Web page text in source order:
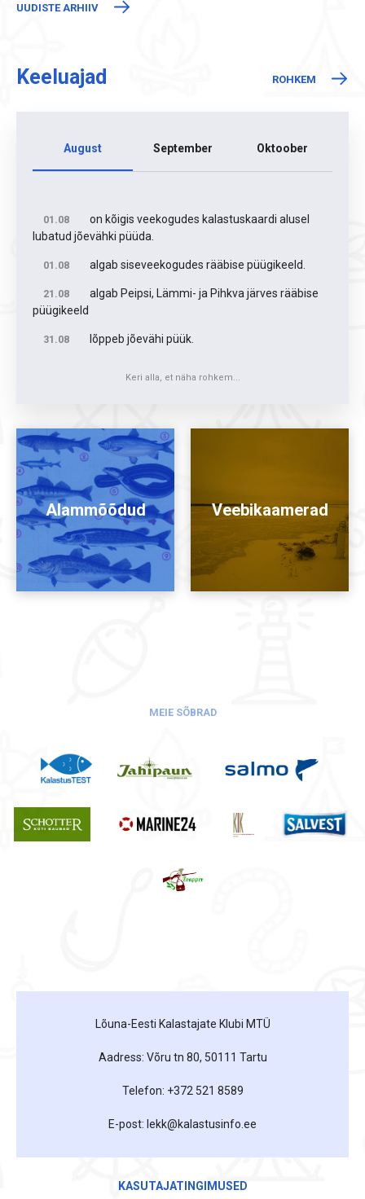
UUDISTE ARHIIV
Keeluajad ROHKEM
August September Oktoober
01.08
on kõigis veekogudes kalastuskaardi alusel
lubatud jõevähki püüda.
01.08 algab siseveekogudes rääbise püügikeeld.
21.08
algab Peipsi, Lämmi- ja Pihkva järves rääbise
püügikeeld
31.08 lõppeb jõevähi püük.
Keri alla, et näha rohkem...
Alammõõdud Veebikaamerad
MEIE SÕBRAD
Lõuna-Eesti Kalastajate Klubi MTÜ
Aadress: Võru tn 80, 50111 Tartu
Telefon: +372 521 8589
E-post: lekk@kalastusinfo.ee
KASUTAJATINGIMUSED